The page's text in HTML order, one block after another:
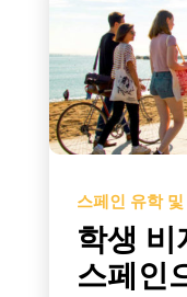
스페인 유학
학생 비
스페인